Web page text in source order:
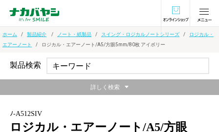
オンラインショ
ホーム 製品紹介 ノート・紙製品 スイング・ロジカルノートシリーズ
ロジカル・
エアーノート
ロジカル・エアーノート/A5/方眼5mm/80枚 アイボリー
ﾉ-A512SIV
ロジカル・エアーノート/A5/方眼
製品検索
詳しく検索